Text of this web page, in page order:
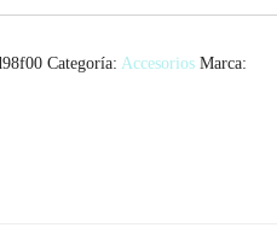
Categoría: Accesorios Marca: